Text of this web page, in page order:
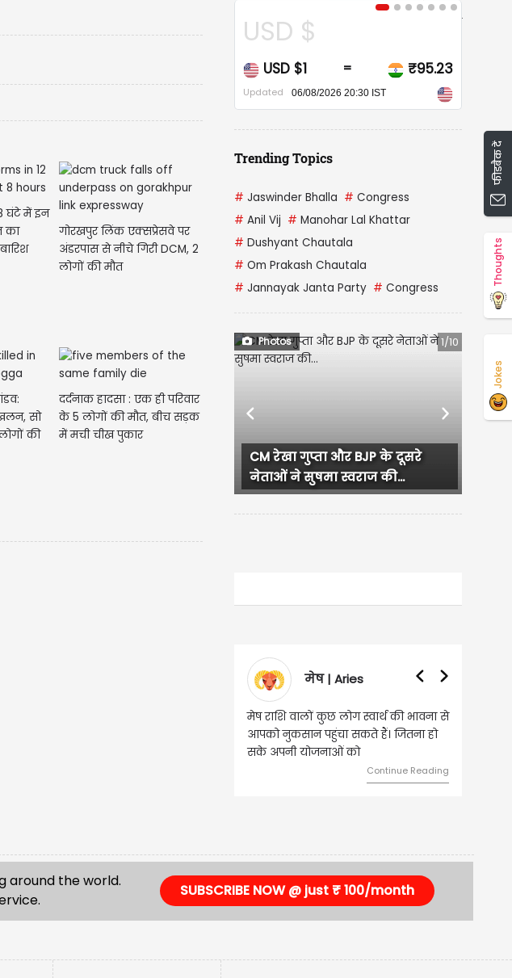
घंटे में इन
का
गोरखपुर लिंक एक्सप्रेसवे पर
अंडरपास से नीचे गिरी DCM, 2
लोगों की मौत
सो
की
दर्दनाक हादसा : एक ही परिवार
के 5 लोगों की मौत, बीच सड़क
में मची चीख पुकार
USD $
USD $1 = ₹95.23
Updated 06/08/2026 20:30 IST
Trending Topics
# Jaswinder Bhalla # Congress
# Anil Vij # Manohar Lal Khattar
# Dushyant Chautala
# Om Prakash Chautala
# Jannayak Janta Party # Congress
Photos 1/10
CM रेखा गुप्ता और BJP के दूसरे
नेताओं ने सुषमा स्वराज की...
Previous Next
मेष | Aries
मेष राशि वालों कुछ लोग स्वार्थ की भावना से
आपको नुकसान पहुंचा सकते हैं। जितना हो
सके अपनी योजनाओं को
Continue Reading
around the world.
SUBSCRIBE NOW @ just ₹ 100/month
फीडबैक दें
Thoughts
Jokes